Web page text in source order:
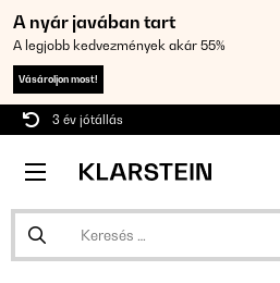
A nyár javában tart
A legjobb kedvezmények akár 55%
Vásároljon most!
3 év jótállás